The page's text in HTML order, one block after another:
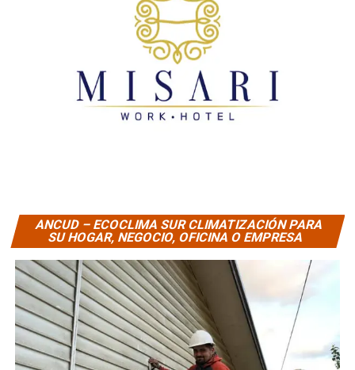
ANCUD – ECOCLIMA SUR CLIMATIZACIÓN PARA
SU HOGAR, NEGOCIO, OFICINA O EMPRESA